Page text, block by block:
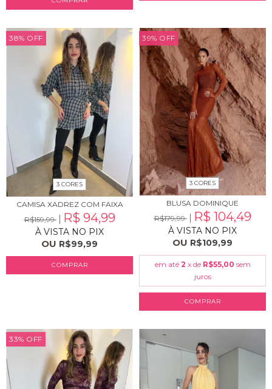
38% OFF
3 CORES
CAMISA XADREZ COM FAIXA
R$159,99
R$ 94,99
À VISTA NO PIX
OU R$99,99
COMPRAR
39% OFF
3 CORES
BLUSA DOMINIQUE
R$179,99
R$ 104,49
À VISTA NO PIX
OU R$109,99
em até 2 x de R$55,00 sem
juros
COMPRAR
33% OFF